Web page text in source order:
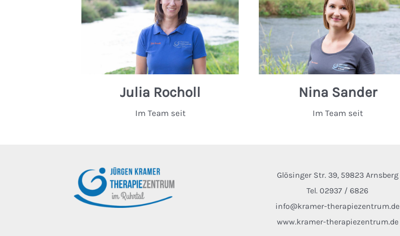
Julia Rocholl
Im Team seit
Nina Sander
Im Team seit
Glösinger Str. 39, 59823 Arnsberg
Tel. 02937 / 6826
info@kramer-therapiezentrum.de
www.kramer-therapiezentrum.de